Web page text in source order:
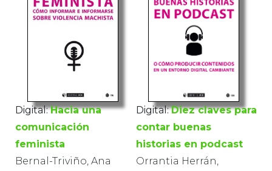
Digital: Hacia una
comunicación
feminista
Bernal-Triviño, Ana
Digital: Diez claves para
contar buenas
historias en podcast
Orrantia Herrán,